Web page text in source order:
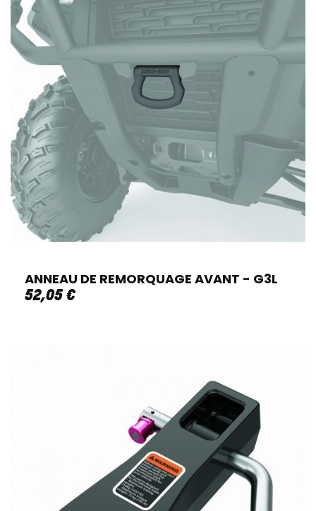
ANNEAU DE REMORQUAGE AVANT - G3L
52,05 €